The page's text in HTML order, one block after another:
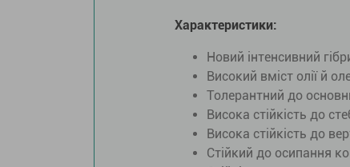
Характеристики:
Новий інтенсивний
Високий вміст олії й
Толерантний до
Висока стійкість до
Висока стійкість до
Стійкий до осипання